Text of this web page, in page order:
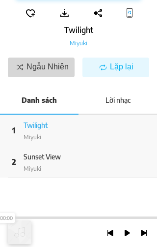
Twilight
Miyuki
Ngẫu Nhiên Lặp lại
Danh sách Lời nhạc
1
Twilight
Miyuki
2
Sunset View
Miyuki
00:00